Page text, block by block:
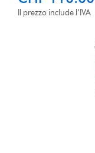
Il prezzo include l’IVA